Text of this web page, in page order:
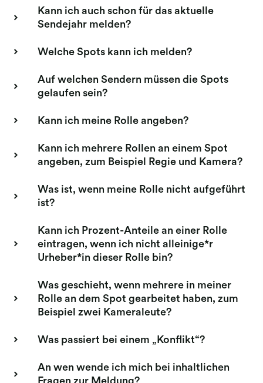
Kann ich auch schon für das aktuelle
Sendejahr melden?
Welche Spots kann ich melden?
Auf welchen Sendern müssen die Spots
gelaufen sein?
Kann ich meine Rolle angeben?
Kann ich mehrere Rollen an einem Spot
angeben, zum Beispiel Regie und Kamera?
Was ist, wenn meine Rolle nicht aufgeführt
ist?
Kann ich Prozent-Anteile an einer Rolle
eintragen, wenn ich nicht alleinige*r
Urheber*in dieser Rolle bin?
Was geschieht, wenn mehrere in meiner
Rolle an dem Spot gearbeitet haben, zum
Beispiel zwei Kameraleute?
Was passiert bei einem „Konflikt“?
An wen wende ich mich bei inhaltlichen